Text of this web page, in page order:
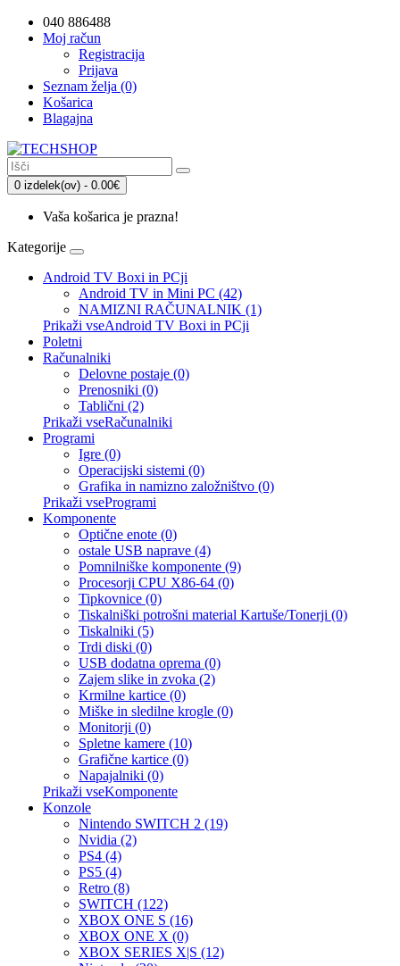
040 886488
Moj račun
Registracija
Prijava
Seznam želja (0)
Košarica
Blagajna
0 izdelek(ov) - 0.00€
Vaša košarica je prazna!
Kategorije
Android TV Boxi in PCji
Android TV in Mini PC (42)
NAMIZNI RAČUNALNIK (1)
Prikaži vseAndroid TV Boxi in PCji
Poletni
Računalniki
Delovne postaje (0)
Prenosniki (0)
Tablični (2)
Prikaži vseRačunalniki
Programi
Igre (0)
Operacijski sistemi (0)
Grafika in namizno založništvo (0)
Prikaži vseProgrami
Komponente
Optične enote (0)
ostale USB naprave (4)
Pomnilniške komponente (9)
Procesorji CPU X86-64 (0)
Tipkovnice (0)
Tiskalniški potrošni material Kartuše/Tonerji (0)
Tiskalniki (5)
Trdi diski (0)
USB dodatna oprema (0)
Zajem slike in zvoka (2)
Krmilne kartice (0)
Miške in sledilne krogle (0)
Monitorji (0)
Spletne kamere (10)
Grafične kartice (0)
Napajalniki (0)
Prikaži vseKomponente
Konzole
Nintendo SWITCH 2 (19)
Nvidia (2)
PS4 (4)
PS5 (4)
Retro (8)
SWITCH (122)
XBOX ONE S (16)
XBOX ONE X (0)
XBOX SERIES X|S (12)